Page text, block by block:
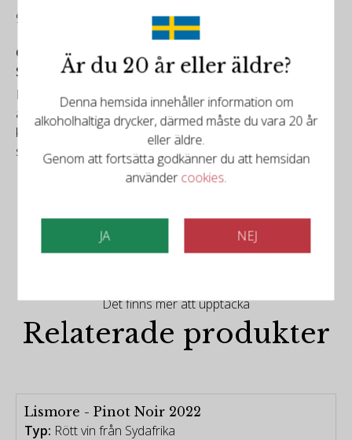
94/100
Gassås Wine
Smaken av detta vin är mycket elegant och långt
Näsan ger oss frukt, citrus och tropiska toner med inslag
av ek i bakgrunden. Smaken är en spännande
kombination av citrusfruker och trevliga krämiga toner
samt fin elegant ek antydning i bakgrunden.
Det finns mer att upptäcka
Relaterade produkter
Lismore - Pinot Noir 2022
Typ: Rött vin från Sydafrika
Är du 20 år eller äldre?
Denna hemsida innehåller information om
alkoholhaltiga drycker, därmed måste du vara 20 år
eller äldre.
Genom att fortsätta godkänner du att hemsidan
användercookies.
JA NEJ